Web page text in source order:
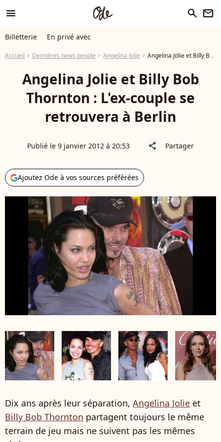
menu search newsletter
Billetterie En privé avec
Accueil Dernières news people Angelina Jolie Angelina Jolie et Billy Bob Thornton : L'ex-couple se retrouvera à Berlin
Angelina Jolie et Billy Bob
Thornton : L'ex-couple se
retrouvera à Berlin
Publié le 9 janvier 2012 à 20:53 share Partager
Ajoutez Ode à vos sources préférées
Dix ans après leur séparation, Angelina Jolie et
Billy Bob Thornton partagent toujours le même
terrain de jeu mais ne suivent pas les mêmes